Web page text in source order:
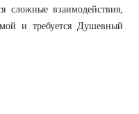
сложные взаимодействия,
и требуется Душевный